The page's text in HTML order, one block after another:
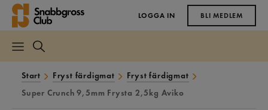
LOGGA IN BLI MEDLEM
Start Fryst färdigmat
Fryst färdigmat
Super Crunch 9,5mm Frysta 2,5kg Aviko